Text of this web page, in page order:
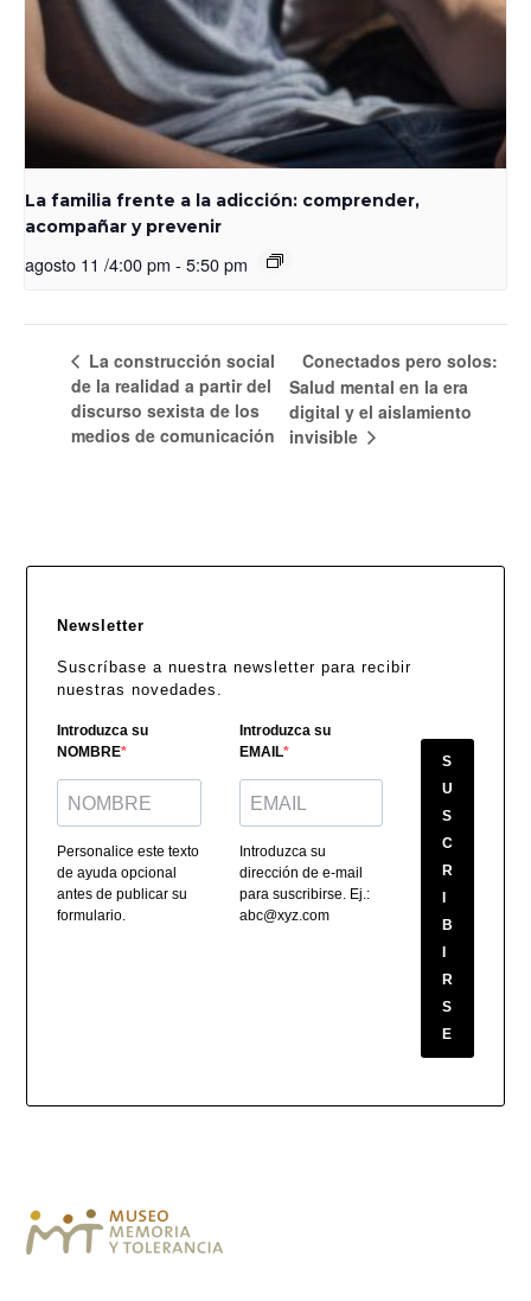
La familia frente a la adicción: comprender,
acompañar y prevenir
agosto 11 /4:00 pm - 5:50 pm
La construcción social
de la realidad a partir del
discurso sexista de los
medios de comunicación
Conectados pero solos:
Salud mental en la era
digital y el aislamiento
invisible
Newsletter
Suscríbase a nuestra newsletter para recibir
nuestras novedades.
Introduzca su
NOMBRE
Personalice este texto
de ayuda opcional
antes de publicar su
formulario.
Introduzca su
EMAIL
Introduzca su
dirección de e-mail
para suscribirse. Ej.:
abc@xyz.com
S
U
S
C
R
B
R
S
E